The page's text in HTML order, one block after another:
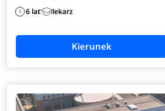
6 lat lekarz
Kierunek